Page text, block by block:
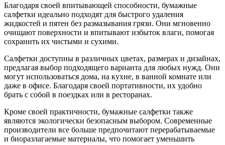
Благодаря своей впитывающей способности, бумажные
салфетки идеально подходят для быстрого удаления
жидкостей и пятен без размазывания грязи. Они мгновенно
очищают поверхности и впитывают избыток влаги, помогая
сохранить их чистыми и сухими.
Салфетки доступны в различных цветах, размерах и дизайнах,
предлагая выбор подходящего варианта для любых нужд. Они
могут использоваться дома, на кухне, в ванной комнате или
даже в офисе. Благодаря своей портативности, их удобно
брать с собой в поездках или в ресторанах.
Кроме своей практичности, бумажные салфетки также
являются экологически безопасным выбором. Современные
производители все больше предпочитают перерабатываемые
и биоразлагаемые материалы, что помогает уменьшить